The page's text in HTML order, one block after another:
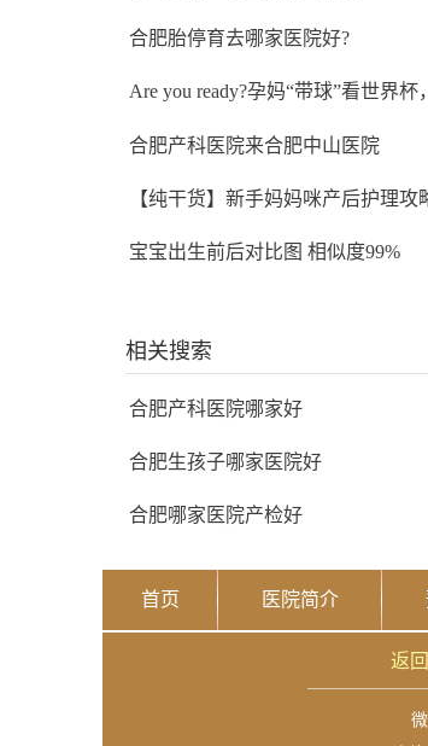
合肥胎停育去哪家医院好?
合肥产科医院来合肥中山医院
宝宝出生前后对比图 相似度99%
相关搜索
合肥产科医院哪家好
合肥生孩子哪家医院好
合肥哪家医院产检好
首页 医院简介
返